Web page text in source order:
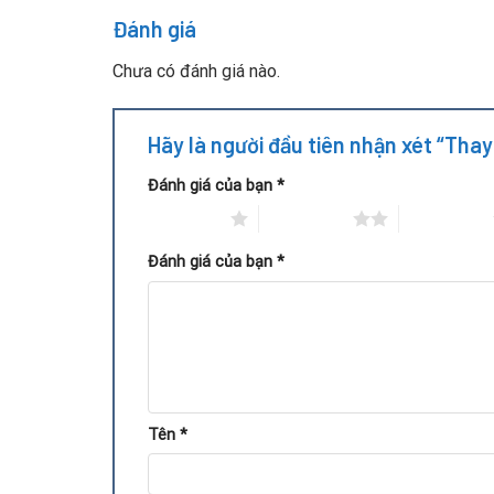
Quy trình thay quạt fan VGA
Đánh giá
Chưa có đánh giá nào.
Hãy là người đầu tiên nhận xét
Đánh giá của bạn *
Đánh giá của bạn *
Tên *